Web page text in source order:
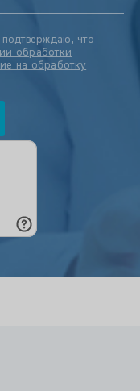
что
обработки
на обработку